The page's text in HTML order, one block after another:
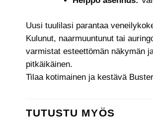
Uusi tuulilasi parantaa
Kulunut, naarmuuntunut tai
varmistat esteettömän näkymän
pitkäikäinen.
Tilaa kotimainen ja kestävä
TUTUSTU MYÖS